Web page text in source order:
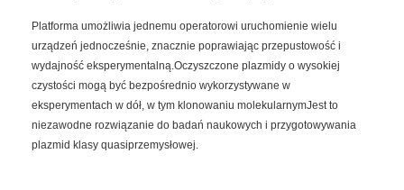
Platforma umożliwia jednemu operatorowi uruchomienie wielu
urządzeń jednocześnie, znacznie poprawiając przepustowość i
wydajność eksperymentalną.Oczyszczone plazmidy o wysokiej
czystości mogą być bezpośrednio wykorzystywane w
eksperymentach w dół, w tym klonowaniu molekularnymJest to
niezawodne rozwiązanie do badań naukowych i przygotowywania
plazmid klasy quasiprzemysłowej.